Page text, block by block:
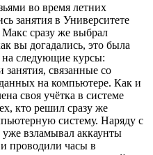
во время летних
занятия в Университете
сразу же выбрал
вы догадались, это была
следующие курсы:
связанные со
на компьютере. Как и
своя учётка в системе
кто решил сразу же
систему. Наряду с
взламывал аккаунты
проводили часы в